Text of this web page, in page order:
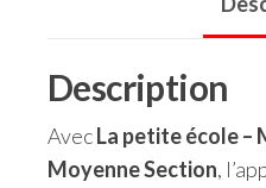
Description
AvecLa petite école
Moyenne Section,